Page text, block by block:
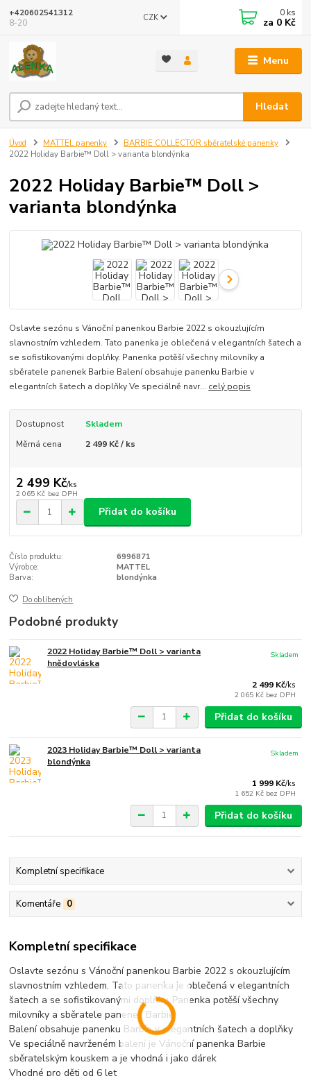
Menu
CZK
Hledat
+420602541312
8-20
0 ks
za 0 Kč
Úvod MATTEL panenky
BARBIE COLLECTOR sběratelské panenky
2022 Holiday Barbie™ Doll > varianta blondýnka
2022 Holiday Barbie™ Doll >
varianta blondýnka
Oslavte sezónu s Vánoční panenkou Barbie 2022 s okouzlujícím
slavnostním vzhledem. Tato panenka je oblečená v elegantních šatech a
se sofistikovanými doplňky. Panenka potěší všechny milovníky a
sběratele panenek Barbie Balení obsahuje panenku Barbie v
elegantních šatech a doplňky Ve speciálně navr... celý popis
Dostupnost
Skladem
Měrná cena
2 499 Kč / ks
2 499 Kč/ks
2 065 Kč bez DPH
Přidat do košíku
Číslo produktu:
6996871
Výrobce:
MATTEL
Barva:
blondýnka
Do oblíbených
Podobné produkty
2022 Holiday Barbie™ Doll > varianta
hnědovláska
2 499 Kč/ks
2 065 Kč bez DPH
Skladem
Přidat do košíku
2023 Holiday Barbie™ Doll > varianta
blondýnka
1 999 Kč/ks
1 652 Kč bez DPH
Skladem
Přidat do košíku
Kompletní specifikace
Komentáře 0
Kompletní specifikace
Oslavte sezónu s Vánoční panenkou Barbie 2022 s okouzlujícím
slavnostním vzhledem. Tato panenka je oblečená v elegantních
šatech a se sofistikovanými doplňky. Panenka potěší všechny
milovníky a sběratele panenek Barbie
Balení obsahuje panenku Barbie v elegantních šatech a doplňky
Ve speciálně navrženém balení je Vánoční panenka Barbie
sběratelským kouskem a je vhodná i jako dárek
Vhodné pro děti od 6 let